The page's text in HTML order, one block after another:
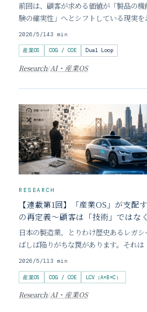
前回は、顧客が求める価値が「製品の
験の確実性」へとシフトしている現実
「体験」を生み出す背後にある産業構
益の源泉の移動について解説します。 「
蒸発 自動車産業はこれまで、車両性能、
2026/5/143 min
産業OS COG / COE Dual Loop
Research/AI・産業OS
RESEARCH
【連載第1回】「産業OS」が支配
の再定義〜顧客は「技術」ではな
日本の製造業、とりわけ歴史あるレガ
ばしば陥りがちな罠があります。それ
り高品質な製品を作れば、顧客は必ず選
とも呼べる思い込みです。過去数十年に
た実行能力によって世界を席巻してきま
2026/5/113 min
産業OS COG / COE LCV（A×B×C）
Research/AI・産業OS